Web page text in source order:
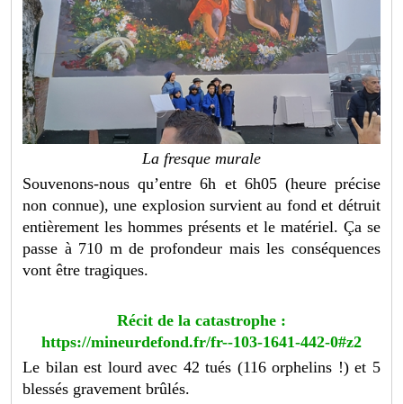
La fresque murale
Souvenons-nous qu’entre 6h et 6h05 (heure précise
non connue), une explosion survient au fond et détruit
entièrement les hommes présents et le matériel. Ça se
passe à 710 m de profondeur mais les conséquences
vont être tragiques.
Récit de la catastrophe :
https://mineurdefond.fr/fr--103-1641-442-0#z2
Le bilan est lourd avec 42 tués (116 orphelins !) et 5
blessés gravement brûlés.